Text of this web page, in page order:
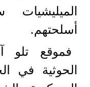
الميليشيات
أسلحتهم.
فموقع تلو
الحوثية في